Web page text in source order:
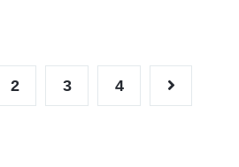
2 3 4